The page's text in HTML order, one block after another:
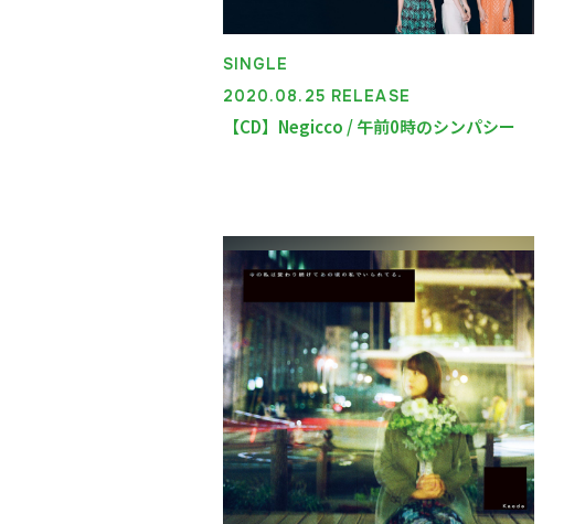
SINGLE
2020.08.25 RELEASE
【CD】Negicco / 午前0時のシンパシー